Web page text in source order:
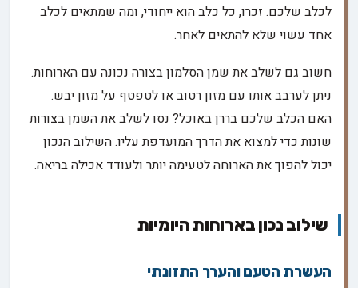
לכלב שלכם. זכרו, כל כלב הוא ייחודי, ומה שמתאים לכלב
אחד עשוי שלא להתאים לאחר.
חשוב גם לשלב את שמן הסלמון בצורה נכונה עם הארוחות.
ניתן לערבב אותו עם מזון רטוב או לטפטף על מזון יבש.
האם הכלב שלכם בררן באוכל? נסו לשלב את השמן בצורות
שונות כדי למצוא את הדרך המועדפת עליו. השילוב הנכון
יכול להפוך את הארוחה לטעימה יותר ולעודד אכילה בריאה.
שילוב נכון בארוחות היומיות
העשרת הטעם והערך התזונתי